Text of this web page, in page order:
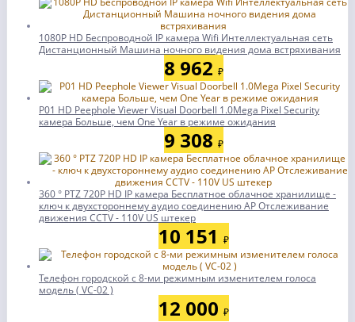
1080P HD Беспроводной IP камера Wifi Интеллектуальная сеть
Дистанционный Машина ночного видения дома встряхивания
8 962 ₽
P01 HD Peephole Viewer Visual Doorbell 1.0Mega Pixel Security
камера Больше, чем One Year в режиме ожидания
9 308 ₽
360 ° PTZ 720P HD IP камера Бесплатное облачное хранилище -
ключ к двухстороннему аудио соединению AP Отслеживание
движения CCTV - 110V US штекер
10 151 ₽
Телефон городской с 8-ми режимным изменителем голоса
модель ( VC-02 )
12 000 ₽